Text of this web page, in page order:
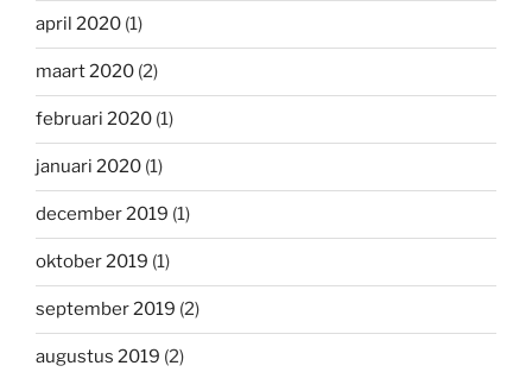
april 2020 (1)
maart 2020 (2)
februari 2020 (1)
januari 2020 (1)
december 2019 (1)
oktober 2019 (1)
september 2019 (2)
augustus 2019 (2)